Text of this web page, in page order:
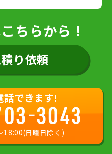
ちらから！
り依頼
話できます!
3043
18:00(日曜日除く)